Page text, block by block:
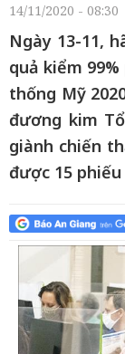
14/11/2020 - 08:30
Ngày 13-11,
quả kiểm
thống Mỹ
đương kim
giành chiến
được 15